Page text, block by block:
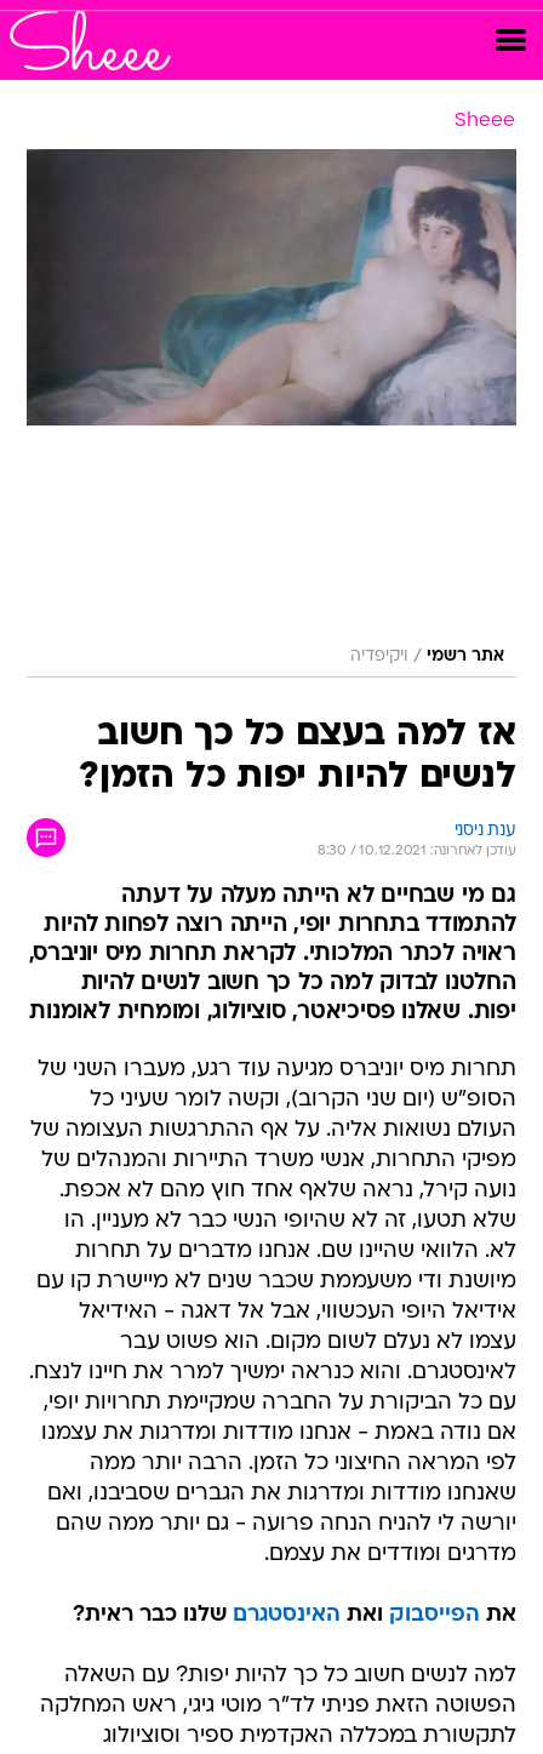
Sheee
אתר רשמי / ויקיפדיה
אז למה בעצם כל כך חשוב
לנשים להיות יפות כל הזמן?
ענת ניסני
עודכן לאחרונה: 10.12.2021 / 8:30
גם מי שבחיים לא הייתה מעלה על דעתה
להתמודד בתחרות יופי, הייתה רוצה לפחות להיות
ראויה לכתר המלכותי. לקראת תחרות מיס יוניברס,
החלטנו לבדוק למה כל כך חשוב לנשים להיות
יפות. שאלנו פסיכיאטר, סוציולוג, ומומחית לאומנות
תחרות מיס יוניברס מגיעה עוד רגע, מעברו השני של
הסופ"ש (יום שני הקרוב), וקשה לומר שעיני כל
העולם נשואות אליה. על אף ההתרגשות העצומה של
מפיקי התחרות, אנשי משרד התיירות והמנהלים של
נועה קירל, נראה שלאף אחד חוץ מהם לא אכפת.
שלא תטעו, זה לא שהיופי הנשי כבר לא מעניין. הו
לא. הלוואי שהיינו שם. אנחנו מדברים על תחרות
מיושנת ודי משעממת שכבר שנים לא מיישרת קו עם
אידיאל היופי העכשווי, אבל אל דאגה - האידיאל
עצמו לא נעלם לשום מקום. הוא פשוט עבר
לאינסטגרם. והוא כנראה ימשיך למרר את חיינו לנצח.
עם כל הביקורת על החברה שמקיימת תחרויות יופי,
אם נודה באמת - אנחנו מודדות ומדרגות את עצמנו
לפי המראה החיצוני כל הזמן. הרבה יותר ממה
שאנחנו מודדות ומדרגות את הגברים שסביבנו, ואם
יורשה לי להניח הנחה פרועה - גם יותר ממה שהם
מדרגים ומודדים את עצמם.
את הפייסבוק ואת האינסטגרם שלנו כבר ראית?
למה לנשים חשוב כל כך להיות יפות? עם השאלה
הפשוטה הזאת פניתי לד"ר מוטי גיגי, ראש המחלקה
לתקשורת במכללה האקדמית ספיר וסוציולוג